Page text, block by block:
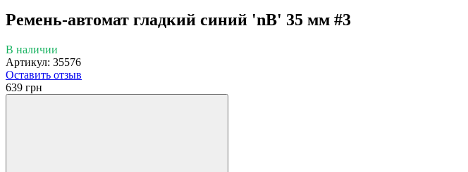
Ремень-автомат гладкий синий 'nB' 35 мм #3
В наличии
Артикул: 35576
Оставить отзыв
639 грн